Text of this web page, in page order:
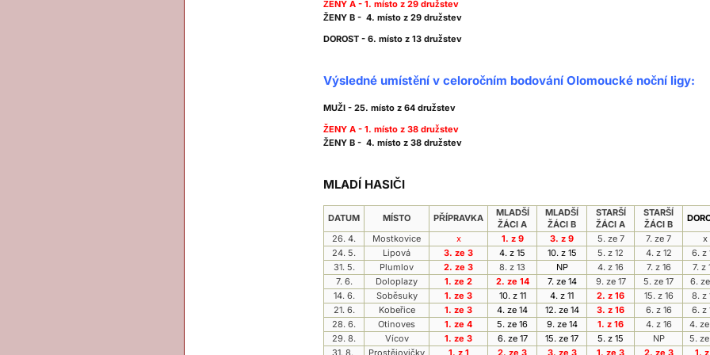
ŽENY A - 1. místo z 29 družstev
ŽENY B - 4. místo z 29 družstev
DOROST - 6. místo z 13 družstev
Výsledné umístění v celoročním bodování Olomoucké noční ligy:
MUŽI - 25. místo z 64 družstev
ŽENY A - 1. místo z 38 družstev
ŽENY B - 4. místo z 38 družstev
MLADÍ HASIČI
DATUM MÍSTO PŘÍPRAVKA
MLADŠÍ
ŽÁCI A
MLADŠÍ
ŽÁCI B
STARŠÍ
ŽÁCI A
STARŠÍ
ŽÁCI B
26. 4.
Mostkovice x 1. z 9 3. z 9 5. ze 7 7. ze 7
x
24. 5.
Lipová 3. ze 3 4. z 15 10. z 15 5. z 12 4. z 12
6. z
31. 5.
Plumlov 2. ze 3 8. z 13 NP 4. z 16 7. z 16
7. z
7. 6.
Doloplazy 1. ze 2 2. ze 14 7. ze 14 9. ze 17 5. ze 17
6.
14. 6.
Soběsuky 1. ze 3 10. z 11 4. z 11 2. z 16 15. z 16
8. z
21. 6.
Kobeřice 1. ze 3 4. ze 14 12. ze 14 3. z 16 6. z 16
6. z
28. 6.
Otinoves 1. ze 4 5. ze 16 9. ze 14 1. z 16 4. z 16
4. ze
29. 8.
Vícov 1. ze 3 6. ze 17 15. ze 17 5. z 15 NP
5. ze
31. 8.
Prostějovičky 1. z 1 2. ze 3 3. ze 3 1. ze 3 2. ze 3 1. z